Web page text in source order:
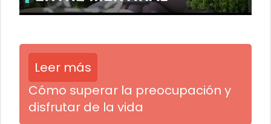
Leer más
Cómo superar la preocupación y
disfrutar de la vida